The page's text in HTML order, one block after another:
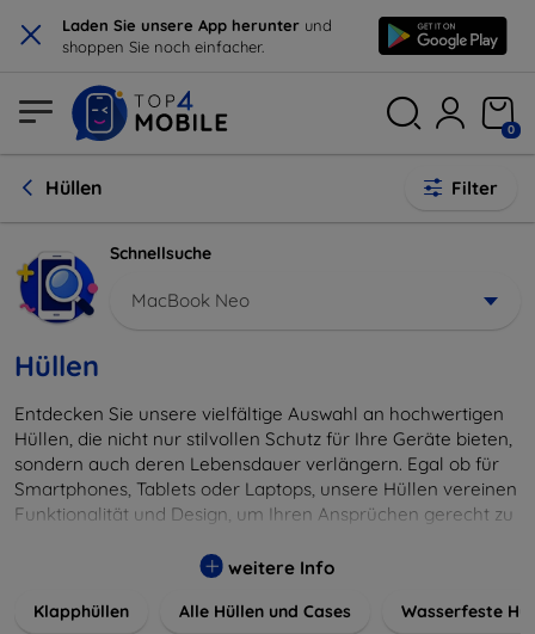
× Laden Sie unsere App herunter und
shoppen Sie noch einfacher.
0
Hüllen Filter
Schnellsuche
MacBook Neo
Hüllen
Entdecken Sie unsere vielfältige Auswahl an hochwertigen
Hüllen, die nicht nur stilvollen Schutz für Ihre Geräte bieten,
sondern auch deren Lebensdauer verlängern. Egal ob für
Smartphones, Tablets oder Laptops, unsere Hüllen vereinen
Funktionalität und Design, um Ihren Ansprüchen gerecht zu
Farben, um Ihren persönlichen Stil perfekt zu
weitere Info
Klapphüllen Alle Hüllen und Cases Wasserfeste